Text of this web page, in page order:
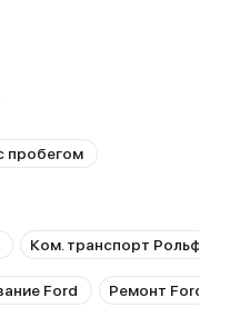
пробегом
Ком. транспорт Рольф Химки
Ford Ремонт Ford